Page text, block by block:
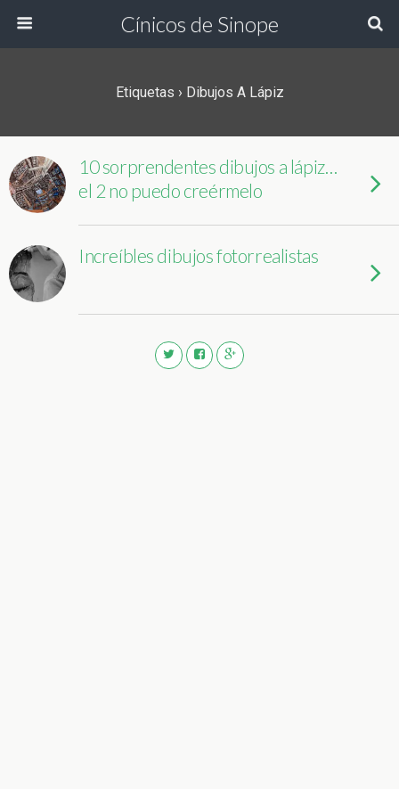
Cínicos de Sinope
Etiquetas › Dibujos A Lápiz
10 sorprendentes dibujos a lápiz…
el 2 no puedo creérmelo
Increíbles dibujos fotorrealistas